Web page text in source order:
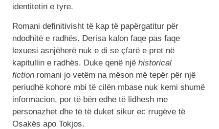
identitetin e tyre.
Romani definitivisht të kap të papërgatitur për
ndodhitë e radhës. Derisa kalon faqe pas faqe
lexuesi asnjëherë nuk e di se çfarë e pret në
kapitullin e radhës. Duke qenë një historical
fiction romani jo vetëm na mëson më tepër për një
periudhë kohore mbi të cilën mbase nuk kemi shumë
informacion, por të bën edhe të lidhesh me
personazhet dhe të të duket sikur ec rrugëve të
Osakës apo Tokjos.